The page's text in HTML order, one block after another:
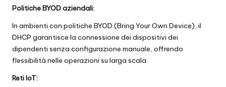
Politiche BYOD aziendali:
In ambienti con politiche BYOD (Bring Your Own Device), il
DHCP garantisce la connessione dei dispositivi dei
dipendenti senza configurazione manuale, offrendo
flessibilità nelle operazioni su larga scala.
Reti IoT: